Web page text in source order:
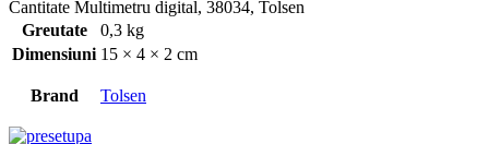
Cantitate Multimetru digital, 38034, Tolsen
Greutate
0,3 kg
Dimensiuni 15 × 4 × 2 cm
Brand Tolsen